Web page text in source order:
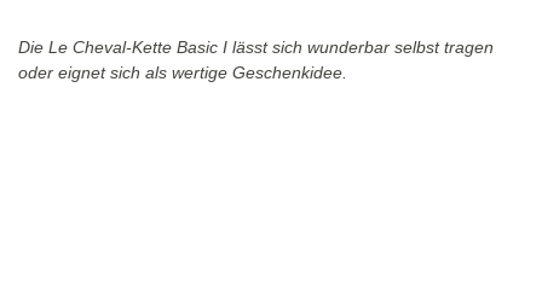
Die Le Cheval-Kette Basic I lässt sich wunderbar selbst tragen
oder eignet sich als wertige Geschenkidee.